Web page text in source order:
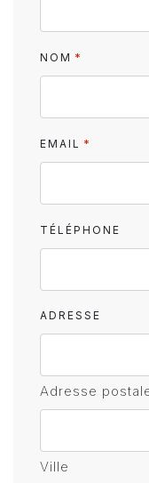
NOM *
EMAIL *
TÉLÉPHONE
ADRESSE
Adresse
Ville